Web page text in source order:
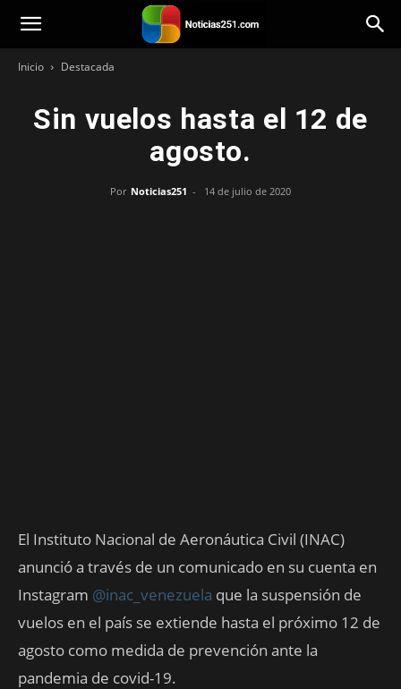
Noticias251
Inicio Destacada
Sin vuelos hasta el 12 de
agosto.
Por Noticias251 - 14 de julio de 2020
El Instituto Nacional de Aeronáutica Civil (INAC)
anunció a través de un comunicado en su cuenta en
Instagram @inac_venezuela que la suspensión de
vuelos en el país se extiende hasta el próximo 12 de
agosto como medida de prevención ante la
pandemia de covid-19.